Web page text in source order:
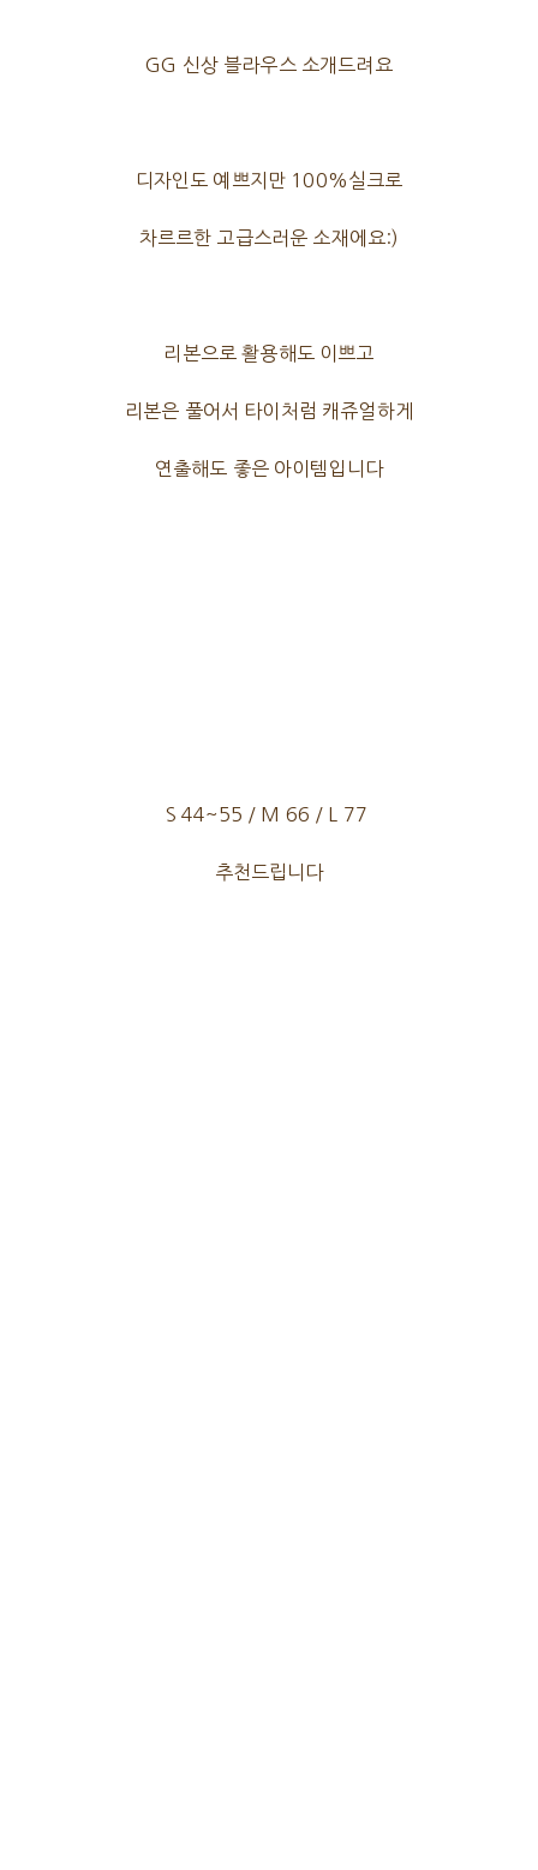
GG 신상 블라우스 소개드려요
디자인도 예쁘지만 100%실크로
차르르한 고급스러운 소재에요:)
리본으로 활용해도 이쁘고
리본은 풀어서 타이처럼 캐쥬얼하게
연출해도 좋은 아이템입니다
S 44~55 / M 66 / L 77
추천드립니다